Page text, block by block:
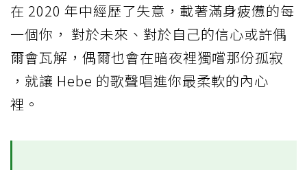
在 2020 年中經歷了失意，載著滿身疲憊的每
一個你， 對於未來、對於自己的信心或許偶
爾會瓦解，偶爾也會在暗夜裡獨嚐那份孤寂
，就讓 Hebe 的歌聲唱進你最柔軟的內心
裡。